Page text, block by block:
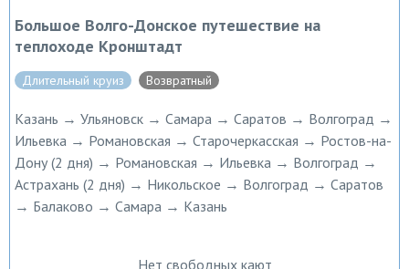
Большое Волго-Донское путешествие на
теплоходе Кронштадт
Длительный круиз Возвратный
Казань → Ульяновск → Самара → Саратов → Волгоград →
Ильевка → Романовская → Старочеркасская → Ростов-на-
Дону (2 дня) → Романовская → Ильевка → Волгоград →
Астрахань (2 дня) → Никольское → Волгоград → Саратов
→ Балаково → Самара → Казань
Нет свободных кают